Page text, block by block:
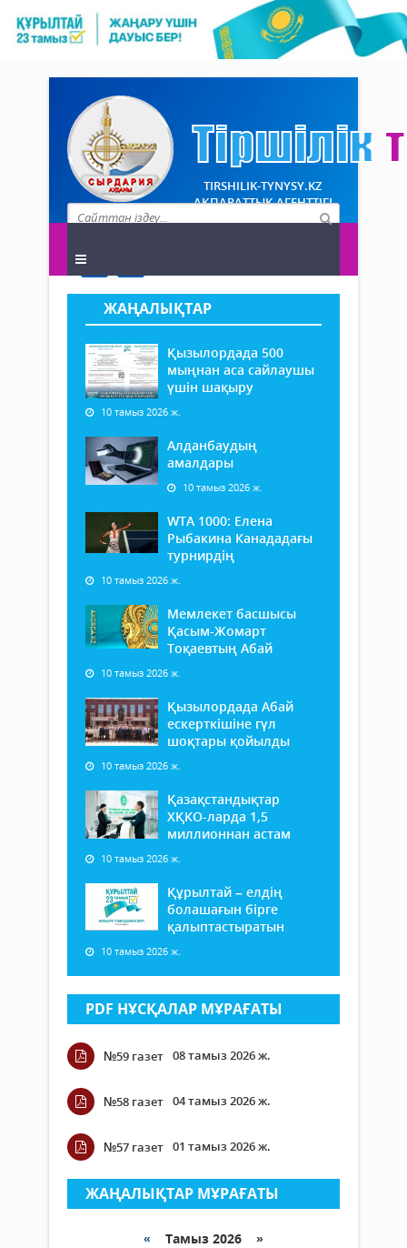
TIRSHILIK-TYNYSY.KZ
АҚПАРАТТЫҚ АГЕНТТІГІ
ЖАҢАЛЫҚТАР
Қызылордада 500
мыңнан аса сайлаушы
үшін шақыру
10 тамыз 2026 ж.
Алданбаудың
амалдары
10 тамыз 2026 ж.
WTA 1000: Елена
Рыбакина Канададағы
турнирдің
10 тамыз 2026 ж.
Мемлекет басшысы
Қасым-Жомарт
Тоқаевтың Абай
10 тамыз 2026 ж.
Қызылордада Абай
ескерткішіне гүл
шоқтары қойылды
10 тамыз 2026 ж.
Қазақстандықтар
ХҚКО-ларда 1,5
миллионнан астам
10 тамыз 2026 ж.
Құрылтай – елдің
болашағын бірге
қалыптастыратын
10 тамыз 2026 ж.
PDF НҰСҚАЛАР МҰРАҒАТЫ
№59 газет 08 тамыз 2026 ж.
№58 газет 04 тамыз 2026 ж.
№57 газет 01 тамыз 2026 ж.
ЖАҢАЛЫҚТАР МҰРАҒАТЫ
« Тамыз 2026 »